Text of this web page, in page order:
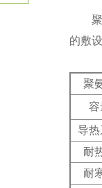
聚氨
的敷
聚
容
导
耐
耐